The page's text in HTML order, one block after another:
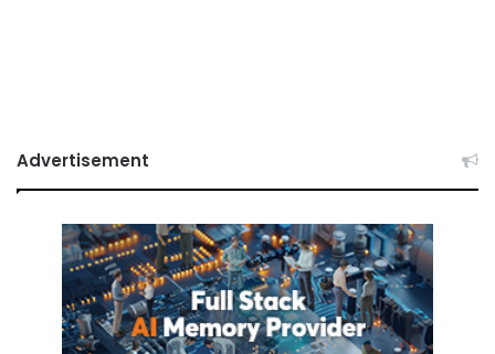
Advertisement